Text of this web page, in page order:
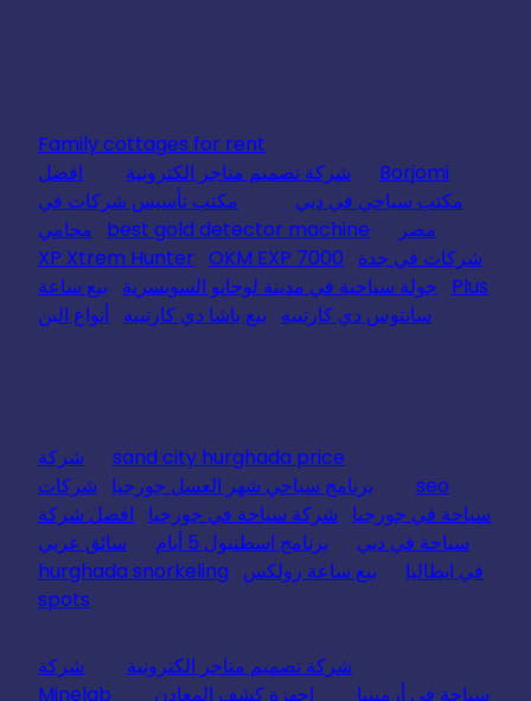
Family cottages for rent
Borjomi
شركة تصميم متاجر الكترونية
افضل
مكتب سياحي في دبي
مكتب تأسيس شركات في
مصر
best gold detector machine
محامي
شركات في جدة
XP Xtrem Hunter OKM EXP 7000
Plus
جولة سياحية في مدينة لوجانو السويسرية
بيع ساعة
سانتوس دي كارتييه
بيع باشا دي كارتييه أنواع البن
sand city hurghada price
شركة
seo
برنامج سياحي شهر العسل جورجيا
شركات
سياحة في جورجيا
شركة سياحة في جورجيا
افضل شركة
سياحة في دبي
برنامج اسطنبول 5 أيام
سائق عربي
في ايطاليا
بيع ساعة رولكس
hurghada snorkeling
spots
شركة تصميم متاجر الكترونية
شركة
سياحة في أرمينيا
اجهزة كشف المعادن Minelab